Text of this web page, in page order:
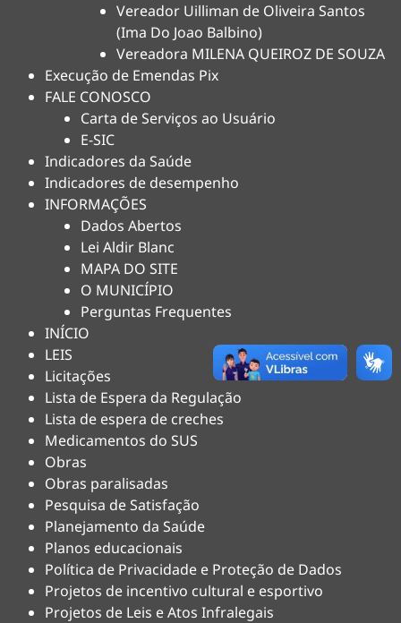
Vereador Uilliman de Oliveira Santos
(Ima Do Joao Balbino)
Vereadora MILENA QUEIROZ DE SOUZA
Execução de Emendas Pix
FALE CONOSCO
Carta de Serviços ao Usuário
E-SIC
Indicadores da Saúde
Indicadores de desempenho
INFORMAÇÕES
Dados Abertos
Lei Aldir Blanc
MAPA DO SITE
O MUNICÍPIO
Perguntas Frequentes
INÍCIO
LEIS
Licitações
Lista de Espera da Regulação
Lista de espera de creches
Medicamentos do SUS
Obras
Obras paralisadas
Pesquisa de Satisfação
Planejamento da Saúde
Planos educacionais
Política de Privacidade e Proteção de Dados
Projetos de incentivo cultural e esportivo
Projetos de Leis e Atos Infralegais